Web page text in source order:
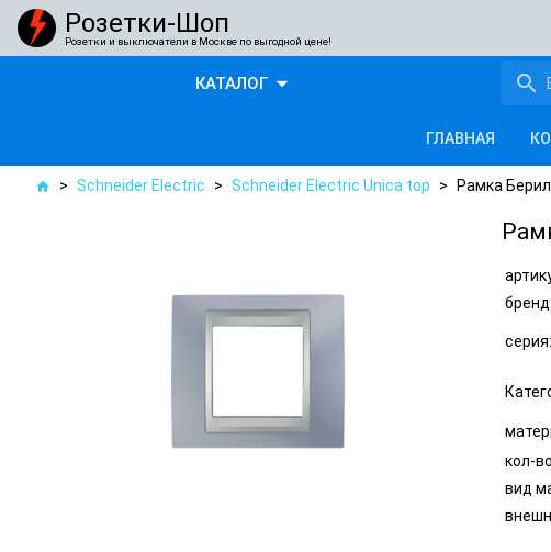
Розетки-Шоп
Розетки и выключатели в Москве по выгодной цене!
КАТАЛОГarrow_drop_down search
ГЛАВНАЯ
home > Schneider Electric > Schneider Electric Unica top > Рамка
бренд:
серия:
кол-
вид